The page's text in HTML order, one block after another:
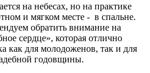
на небесах, но на практике
и мягком месте - в спальне.
обратить внимание на
сердце», которая отлично
как для молодоженов, так и для
годовщины.